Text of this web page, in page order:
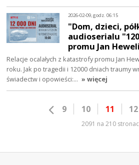
2026-02-09, godz. 06:15
"Dom, dzieci,
audioserialu
promu Jan
Relacje ocalałych z katastrofy promu Jan
roku. Jak po tragedii i 12000 dniach traumy
świadectw i opowieści:… » więcej
9 10 11 12
2091 na 210